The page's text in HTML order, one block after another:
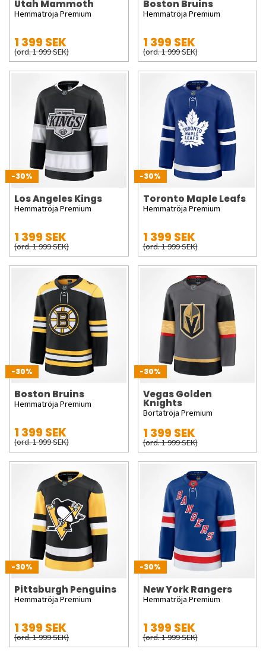
Utah Mammoth
Hemmatröja Premium
1 399 SEK
(ord. 1 999 SEK)
Boston Bruins
Hemmatröja Premium
1 399 SEK
(ord. 1 999 SEK)
-30%
Los Angeles Kings
Hemmatröja Premium
1 399 SEK
(ord. 1 999 SEK)
-30%
Toronto Maple Leafs
Hemmatröja Premium
1 399 SEK
(ord. 1 999 SEK)
-30%
Boston Bruins
Hemmatröja Premium
1 399 SEK
(ord. 1 999 SEK)
-30%
Vegas Golden
Knights
Bortatröja Premium
1 399 SEK
(ord. 1 999 SEK)
-30%
Pittsburgh Penguins
Hemmatröja Premium
1 399 SEK
(ord. 1 999 SEK)
-30%
New York Rangers
Hemmatröja Premium
1 399 SEK
(ord. 1 999 SEK)